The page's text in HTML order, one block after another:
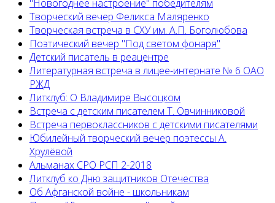
"Новогоднее настроение" победителям
Творческий вечер Феликса Маляренко
Творческая встреча в СХУ им. А.П. Боголюбова
Поэтический вечер "Под светом фонаря"
Детский писатель в реацентре
Литературная встреча в лицее-интернате № 6 ОАО
РЖД
Литклуб: О Владимире Высоцком
Встреча с детским писателем Т. Овчинниковой
Встреча первоклассников с детскими писателями
Юбилейный творческий вечер поэтессы А.
Хрулёвой
Альманах СРО РСП 2-2018
Литклуб ко Дню защитников Отечества
Об Афганской войне - школьникам